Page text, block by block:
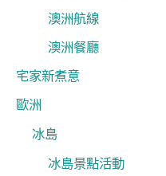
澳洲航線
澳洲餐廳
宅家新煮意
歐洲
冰島
冰島景點活動